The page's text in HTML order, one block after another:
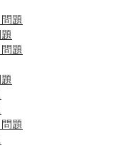
題
題
題